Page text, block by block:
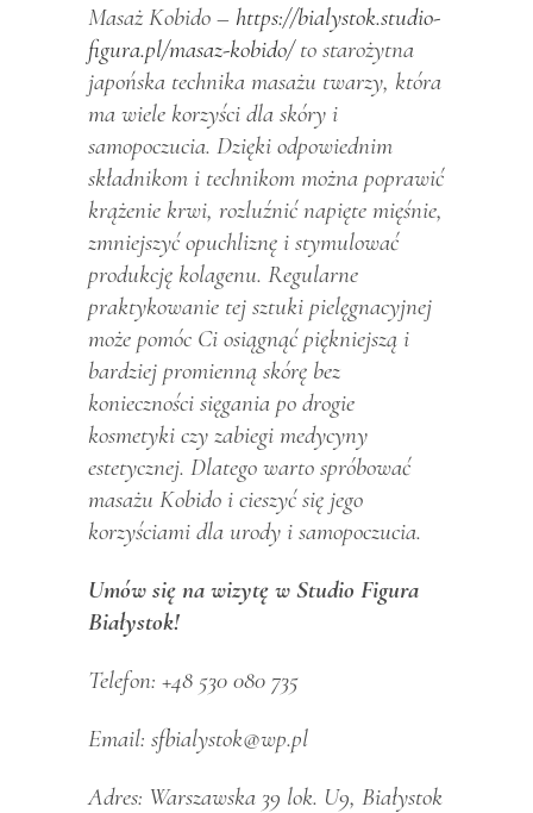
Masaż Kobido – https://bialystok.studio-
figura.pl/masaz-kobido/to starożytna
japońska technika masażu twarzy, która
ma wiele korzyści dla skóry i
samopoczucia. Dzięki odpowiednim
składnikom i technikom można poprawić
krążenie krwi, rozluźnić napięte mięśnie,
zmniejszyć opuchliznę i stymulować
produkcję kolagenu. Regularne
praktykowanie tej sztuki pielęgnacyjnej
może pomóc Ci osiągnąć piękniejszą i
bardziej promienną skórę bez
konieczności sięgania po drogie
kosmetyki czy zabiegi medycyny
estetycznej. Dlatego warto spróbować
masażu Kobido i cieszyć się jego
korzyściami dla urody i samopoczucia.
Umów się na wizytę w Studio Figura
Białystok!
Telefon: +48 530 080 735
Email: sfbialystok@wp.pl
Adres: Warszawska 39 lok. U9, Białystok